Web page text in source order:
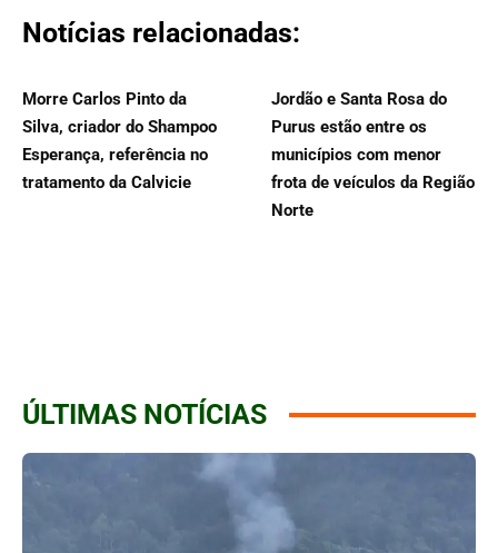
Notícias relacionadas:
Morre Carlos Pinto da
Silva, criador do Shampoo
Esperança, referência no
tratamento da Calvicie
Jordão e Santa Rosa do
Purus estão entre os
municípios com menor
frota de veículos da Região
Norte
ÚLTIMAS NOTÍCIAS